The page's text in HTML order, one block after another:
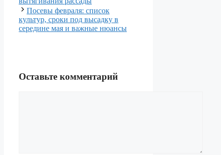
Посевы февраля: список
культур, сроки под высадку в
середине мая и важные нюансы
Оставьте комментарий